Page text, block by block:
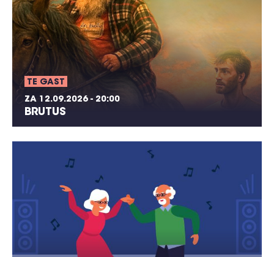
TE GAST
ZA 12.09.2026 - 20:00
BRUTUS